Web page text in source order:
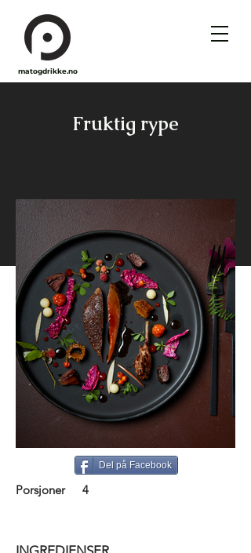
matogdrikke.no
Fruktig rype
Del på Facebook
Porsjoner 4